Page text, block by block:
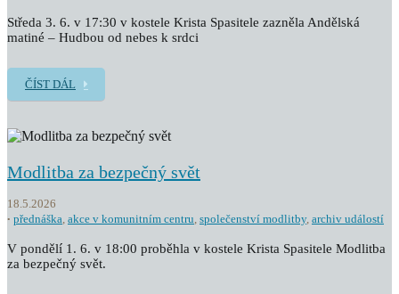
Středa 3. 6. v 17:30 v kostele Krista Spasitele zazněla Andělská
matiné – Hudbou od nebes k srdci
ČÍST DÁL
Modlitba za bezpečný svět
18.5.2026
přednáška, akce v komunitním centru, společenství modlitby, archiv událostí
V pondělí 1. 6. v 18:00 proběhla v kostele Krista Spasitele Modlitba
za bezpečný svět.